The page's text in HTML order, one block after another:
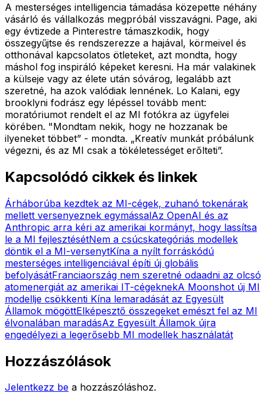
A mesterséges intelligencia támadása közepette néhány
vásárló és vállalkozás megpróbál visszavágni. Page, aki
egy évtizede a Pinterestre támaszkodik, hogy
összegyűjtse és rendszerezze a hajával, körmeivel és
otthonával kapcsolatos ötleteket, azt mondta, hogy
máshol fog inspiráló képeket keresni. Ha már valakinek
a külseje vagy az élete után sóvárog, legalább azt
szeretné, ha azok valódiak lennének. Lo Kalani, egy
brooklyni fodrász egy lépéssel tovább ment:
moratóriumot rendelt el az MI fotókra az ügyfelei
körében. "Mondtam nekik, hogy ne hozzanak be
ilyeneket többet” - mondta. „Kreatív munkát próbálunk
végezni, és az MI csak a tökéletességet erőlteti”.
Kapcsolódó cikkek és linkek
Árháborúba kezdtek az MI-cégek, zuhanó tokenárak
mellett versenyeznek egymássalAz OpenAI és az
Anthropic arra kéri az amerikai kormányt, hogy lassítsa
le a MI fejlesztésétNem a csúcskategóriás modellek
döntik el a MI-versenytKína a nyílt forráskódú
mesterséges intelligenciával építi új globális
befolyásátFranciaország nem szeretné odaadni az olcsó
atomenergiát az amerikai IT-cégeknekA Moonshot új MI
modellje csökkenti Kína lemaradását az Egyesült
Államok mögöttElképesztő összegeket emészt fel az MI
élvonalában maradásAz Egyesült Államok újra
engedélyezi a legerősebb MI modellek használatát
Hozzászólások
Jelentkezz be a hozzászóláshoz.